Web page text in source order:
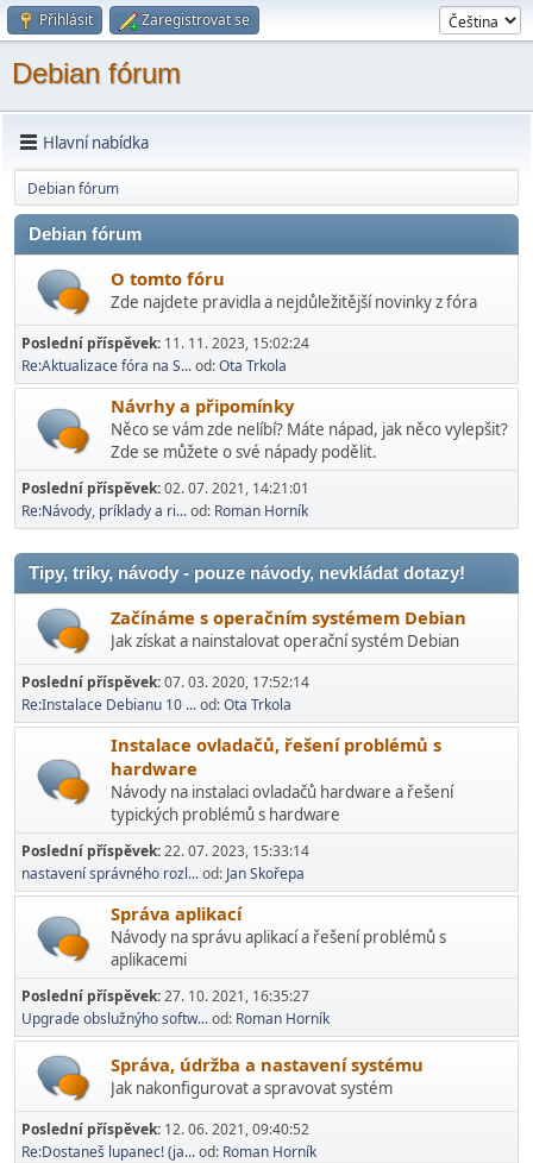
Přihlásit Zaregistrovat se
Debian fórum
Hlavní nabídka
Debian fórum
Debian fórum
O tomto fóru
Zde najdete pravidla a nejdůležitější novinky z fóra
Poslední příspěvek: 11. 11. 2023, 15:02:24
Re:Aktualizace fóra na S...od:Ota Trkola
Návrhy a připomínky
Něco se vám zde nelíbí? Máte nápad, jak něco vylepšit?
Zde se můžete o své nápady podělit.
Poslední příspěvek:02. 07. 2021, 14:21:01
Re:Návody, príklady a ri...od: Roman Horník
Tipy, triky, návody - pouze návody, nevkládat dotazy!
Začínáme s operačním systémem Debian
Jak získat a nainstalovat operační systém Debian
Poslední příspěvek:07. 03. 2020, 17:52:14
Re:Instalace Debianu 10 ...od:Ota Trkola
Instalace ovladačů, řešení problémů s
hardware
Návody na instalaci ovladačů hardware a řešení
typických problémů s hardware
Poslední příspěvek:22. 07. 2023, 15:33:14
nastavení správného rozl...od: Jan Skořepa
Správa aplikací
Návody na správu aplikací a řešení problémů s
aplikacemi
Poslední příspěvek:27. 10. 2021, 16:35:27
Upgrade obslužnýho softw...od: Roman Horník
Správa, údržba a nastavení systému
Jak nakonfigurovat a spravovat systém
Poslední příspěvek: 12. 06. 2021, 09:40:52
Re:Dostaneš lupanec! (ja...od: Roman Horník